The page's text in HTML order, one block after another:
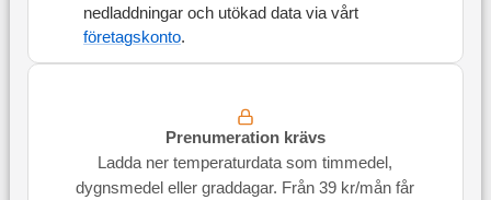
nedladdningar och utökad data via vårt
företagskonto.
Prenumeration krävs
Ladda ner temperaturdata som timmedel,
dygnsmedel eller graddagar. Från 39 kr/mån får